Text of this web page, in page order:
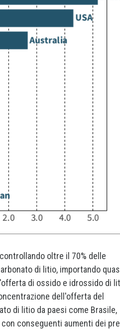
oltre il 70% delle
di litio, importando
di ossido e idrossido di
dell'offerta del
di litio da paesi come Brasile,
conseguenti aumenti dei